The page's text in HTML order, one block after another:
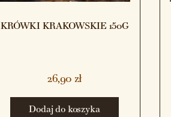
KRÓWKI KRAKOWSKIE 150G
26,90 zł
Dodaj do koszyka